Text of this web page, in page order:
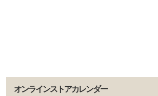
オンラインストアカレンダー